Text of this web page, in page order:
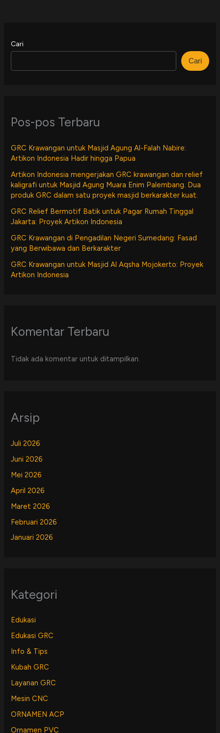
Cari
Cari
Pos-pos Terbaru
GRC Krawangan untuk Masjid Agung Al-Falah Nabire:
Artikon Indonesia Hadir hingga Papua
Artikon Indonesia mengerjakan GRC krawangan dan relief
kaligrafi untuk Masjid Agung Muara Enim Palembang. Dua
produk GRC dalam satu proyek masjid berkarakter kuat.
GRC Relief Bermotif Batik untuk Pagar Rumah Tinggal
Jakarta: Proyek Artikon Indonesia
GRC Krawangan di Pengadilan Negeri Sumedang: Fasad
yang Berwibawa dan Berkarakter
GRC Krawangan untuk Masjid Al Aqsha Mojokerto: Proyek
Artikon Indonesia
Komentar Terbaru
Tidak ada komentar untuk ditampilkan.
Arsip
Juli 2026
Juni 2026
Mei 2026
April 2026
Maret 2026
Februari 2026
Januari 2026
Kategori
Edukasi
Edukasi GRC
Info & Tips
Kubah GRC
Layanan GRC
Mesin CNC
ORNAMEN ACP
Ornamen PVC